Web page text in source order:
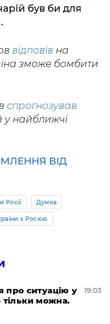
був би для
відповів на
зможе бомбити
спрогнозував
у найближчі
ВІД
Росії Думка
з Росією
про ситуацію у
тільки можна.
19:03